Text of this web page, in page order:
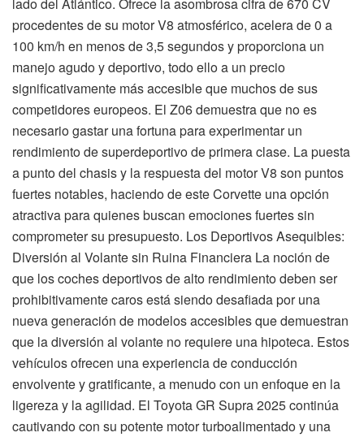
procedentes de su motor V8 atmosférico, acelera de 0 a
100 km/h en menos de 3,5 segundos y proporciona un
manejo agudo y deportivo, todo ello a un precio
significativamente más accesible que muchos de sus
competidores europeos. El Z06 demuestra que no es
necesario gastar una fortuna para experimentar un
rendimiento de superdeportivo de primera clase. La puesta
a punto del chasis y la respuesta del motor V8 son puntos
fuertes notables, haciendo de este Corvette una opción
atractiva para quienes buscan emociones fuertes sin
comprometer su presupuesto. Los Deportivos Asequibles:
Diversión al Volante sin Ruina Financiera La noción de
que los coches deportivos de alto rendimiento deben ser
prohibitivamente caros está siendo desafiada por una
nueva generación de modelos accesibles que demuestran
que la diversión al volante no requiere una hipoteca. Estos
vehículos ofrecen una experiencia de conducción
envolvente y gratificante, a menudo con un enfoque en la
ligereza y la agilidad. El Toyota GR Supra 2025 continúa
cautivando con su potente motor turboalimentado y una